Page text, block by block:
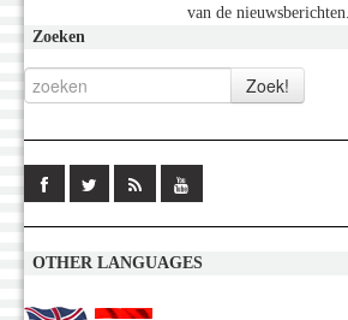
van de nieuwsberichten.
Zoeken
OTHER LANGUAGES